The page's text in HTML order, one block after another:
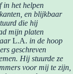
in het helpen
en blijkbaar
die hij
mijn platen
L.A. in de hoop
geschreven
Hij stuurde ze
voor mij te zijn,